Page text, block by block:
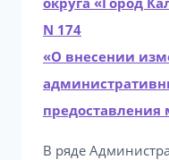
N 174
«О внесении
В ряде